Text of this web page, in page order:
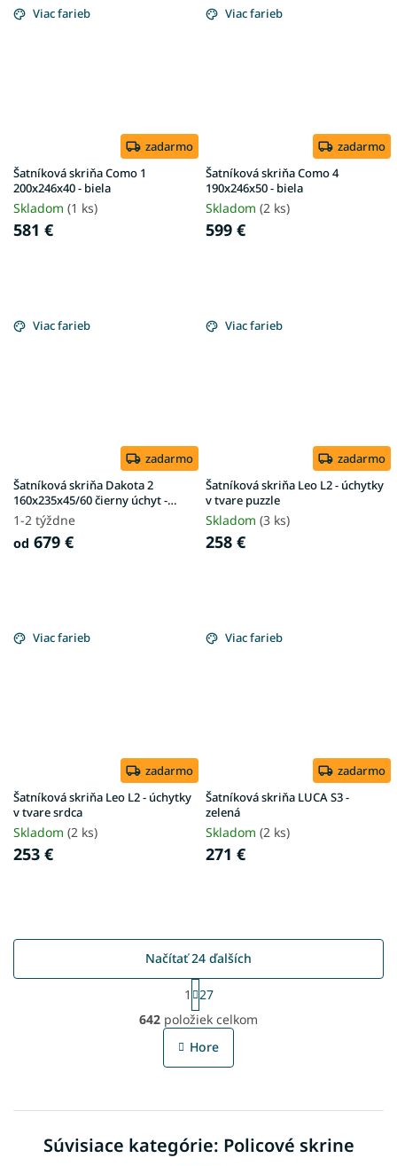
Viac farieb
zadarmo
Šatníková skriňa Como 1
200x246x40 - biela
Skladom (1 ks)
581 €
Viac farieb
zadarmo
Šatníková skriňa Como 4
190x246x50 - biela
Skladom (2 ks)
599 €
Viac farieb
zadarmo
Šatníková skriňa Dakota 2
160x235x45/60 čierny úchyt -
kašmír
1-2 týždne
od 679 €
Viac farieb
zadarmo
Šatníková skriňa Leo L2 - úchytky
v tvare puzzle
Skladom (3 ks)
258 €
Viac farieb
zadarmo
Šatníková skriňa Leo L2 - úchytky
v tvare srdca
Skladom (2 ks)
253 €
Viac farieb
zadarmo
Šatníková skriňa LUCA S3 -
zelená
Skladom (2 ks)
271 €
O
v
l
c
e
Načítať 24 ďalších
S
t
r
á
n
a
i
e
1
27
642 položiek celkom
Hore
Súvisiace kategórie: Policové skrine